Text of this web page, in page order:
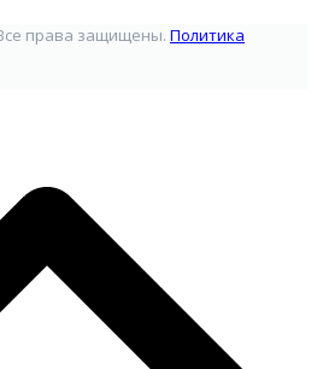
права защищены. Политика